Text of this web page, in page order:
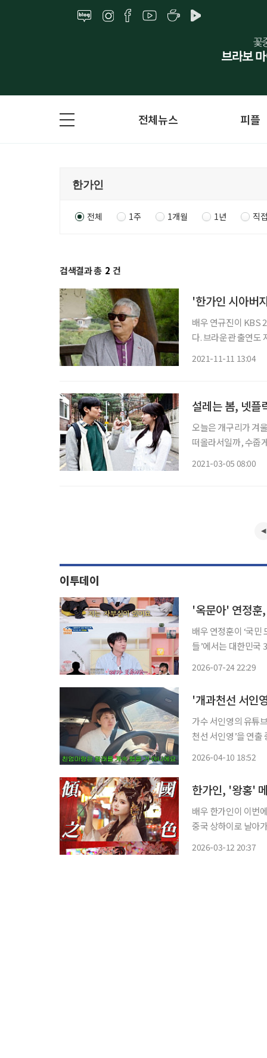
전체뉴스 피플
전체 1주 1개월 1년 직
검색결과 총 2 건
'한가인 시아버
배우 연규진이 KBS
다. 브라운관 출연도
2021-11-11 13:04
설레는 봄, 넷플
오늘은 개구리가 겨
떠올라서일까, 수줍
2021-03-05 08:00
이투데이
'옥문아' 연정
배우 연정훈이 ‘국민 도둑’에 만족감
들’에서는 대한민국 3대
2026-07-24 22:29
가수 서인영의 유튜브 채널
천선 서인영’을 연
2026-04-10 18:52
한가인, '왕홍'
배우 한가인이 이번에는 중국 ‘왕홍’
중국 상하이로 날아가 왕
2026-03-12 20:37